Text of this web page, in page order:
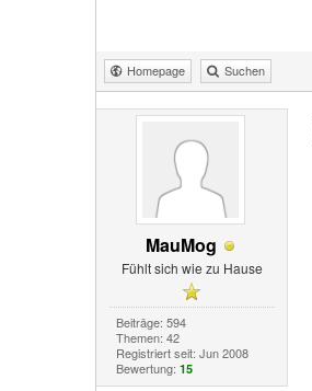
Homepage Suchen
MauMog
Fühlt sich wie zu Hause
Beiträge: 594
Themen: 42
Registriert seit: Jun 2008
Bewertung: 15